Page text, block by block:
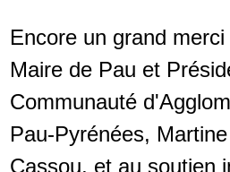
Encore un grand
Maire de Pau et
Communauté
Pau-Pyrénées,
Cassou, et au soutien